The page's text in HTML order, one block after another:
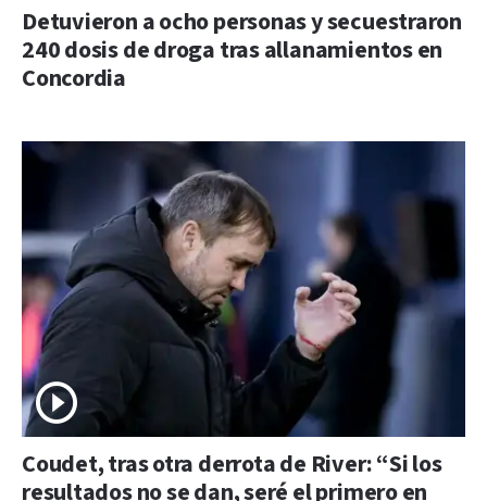
Detuvieron a ocho personas y secuestraron
240 dosis de droga tras allanamientos en
Concordia
Coudet, tras otra derrota de River: “Si los
resultados no se dan, seré el primero en